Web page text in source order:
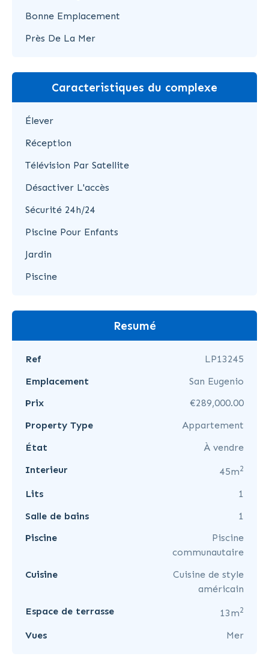
Bonne Emplacement
Près De La Mer
Caracteristiques du complexe
Élever
Réception
Télévision Par Satellite
Désactiver L'accès
Sécurité 24h/24
Piscine Pour Enfants
Jardin
Piscine
Resumé
Ref
LP13245
Emplacement
San Eugenio
Prix
€289,000.00
Property Type
Appartement
État
À vendre
Interieur
45m2
Lits
1
Salle de bains
1
Piscine
Piscine
communautaire
Cuisine
Cuisine de style
américain
Espace de terrasse
13m2
Vues Mer